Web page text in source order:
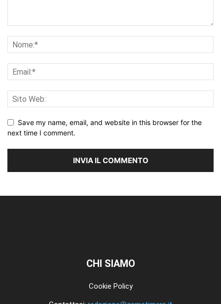
Save my name, email, and website in this browser for the
next time I comment.
CHI SIAMO
Cookie Policy